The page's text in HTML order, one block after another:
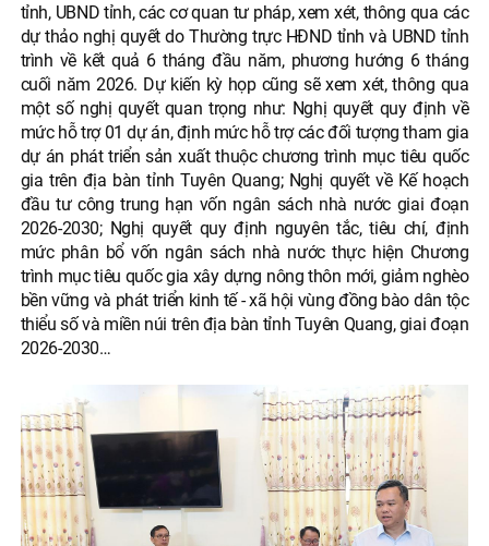
tỉnh, UBND tỉnh, các cơ quan tư pháp, xem xét, thông qua các
dự thảo nghị quyết do Thường trực HĐND tỉnh và UBND tỉnh
trình về kết quả 6 tháng đầu năm, phương hướng 6 tháng
cuối năm 2026. Dự kiến kỳ họp cũng sẽ xem xét, thông qua
một số nghị quyết quan trọng như: Nghị quyết quy định về
mức hỗ trợ 01 dự án, định mức hỗ trợ các đối tượng tham gia
dự án phát triển sản xuất thuộc chương trình mục tiêu quốc
gia trên địa bàn tỉnh Tuyên Quang; Nghị quyết về Kế hoạch
đầu tư công trung hạn vốn ngân sách nhà nước giai đoạn
2026-2030; Nghị quyết quy định nguyên tắc, tiêu chí, định
mức phân bổ vốn ngân sách nhà nước thực hiện Chương
trình mục tiêu quốc gia xây dựng nông thôn mới, giảm nghèo
bền vững và phát triển kinh tế - xã hội vùng đồng bào dân tộc
thiểu số và miền núi trên địa bàn tỉnh Tuyên Quang, giai đoạn
2026-2030…